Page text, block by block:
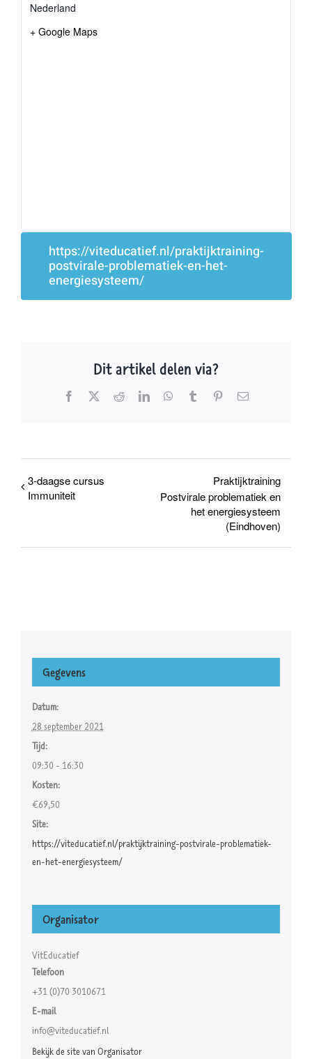
Nederland
+ Google Maps
https://viteducatief.nl/praktijktraining-
postvirale-problematiek-en-het-
energiesysteem/
Dit artikel delen via?
Facebook RedditLinkedInWhatsApp
Tumblr Pinterest
E-
3-daagse cursus
Immuniteit
Praktijktraining
Postvirale problematiek en
het energiesysteem
(Eindhoven)
Gegevens
Datum:
28 september 2021
Tijd:
09:30 - 16:30
Kosten:
€69,50
Site:
https://viteducatief.nl/praktijktraining-postvirale-problematiek-
en-het-energiesysteem/
Organisator
VitEducatief
Telefoon
+31 (0)70 3010671
E-mail
info@viteducatief.nl
Bekijk de site van Organisator